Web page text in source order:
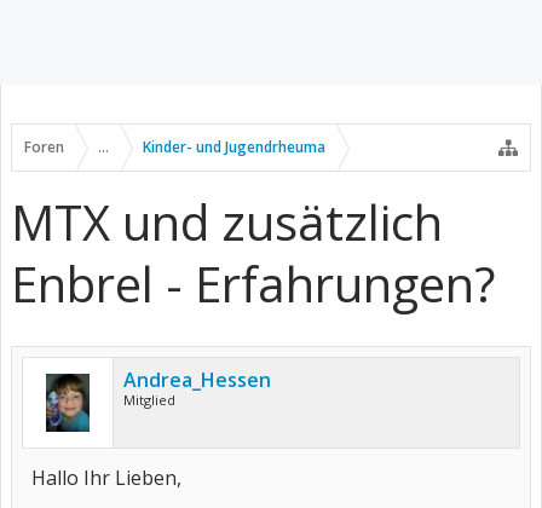
Foren ... Kinder- und Jugendrheuma
MTX und zusätzlich
Enbrel - Erfahrungen?
Andrea_Hessen
Mitglied
Hallo Ihr Lieben,